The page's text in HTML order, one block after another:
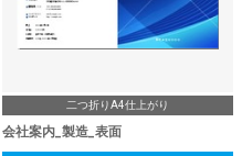
二つ折りA4仕上がり
会社案内_製造_表面